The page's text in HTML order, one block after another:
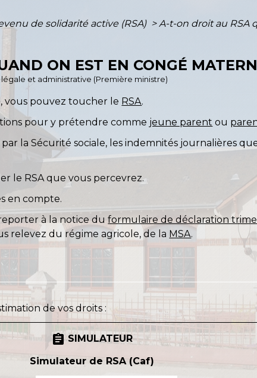
de solidarité active (RSA) > A-t-on droit au RSA
ON EST EN CONGÉ
et administrative (Première ministre)
vous pouvez toucher le RSA.
pour y prétendre comme jeune parent ou
la Sécurité sociale, les indemnités journalières
le RSA que vous percevrez.
en compte.
à la notice duformulaire de déclaration
relevez du régime agricole, de la MSA.
de vos droits :
assignment SIMULATEUR
Simulateur de RSA (Caf)